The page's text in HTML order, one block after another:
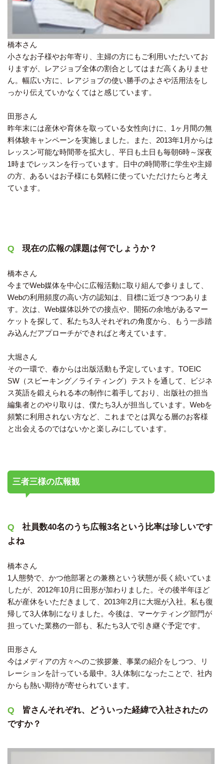
橋本さん
小さなお子様やお年寄り、主婦の方にもご利用いただいてお
りますが、レアジョブ全体の割合としてはまだ高くありませ
ん。幅広い方に、レアジョブの使い勝手のよさや活用法をし
っかり伝えていかなくてはと感じています。
田形さん
昨年末には産休や育休を取っている女性向けに、1ヶ月間の無
料体験キャンペーンを実施しました。また、2013年1月からは
レッスン可能な時間帯を拡大し、平日も土日も毎朝6時～深夜
1時までレッスンを行っています。日中の時間帯に学生や主婦
の方、あるいはお子様にも気軽に使っていただけたらと考え
ています。
現在の広報の課題は何でしょうか？
橋本さん
今までWeb媒体を中心に広報活動に取り組んで参りまして、
Webの利用頻度の高い方の認知は、目標に近づきつつありま
す。次は、Web媒体以外での接点や、開拓の余地があるマー
ケットを探して、私たち3人それぞれの角度から、もう一歩踏
み込んだアプローチができればと考えています。
大堀さん
その一環で、春からは出版活動も予定しています。TOEIC
SW（スピーキング／ライティング）テストを通して、ビジネ
ス英語を鍛えられる本の制作に着手しており、出版社の担当
編集者とのやり取りは、僕たち3人が担当しています。Webを
頻繁に利用されない方など、これまでとは異なる層のお客様
と出会えるのではないかと楽しみにしています。
三者三様の広報観
社員数40名のうち広報3名という比率は珍しいです
よね
橋本さん
1人態勢で、かつ他部署との兼務という状態が長く続いていま
したが、2012年10月に田形が加わりました。その後半年ほど
私が産休をいただきまして、2013年2月に大堀が入社。私も復
帰して3人体制になりました。今後は、マーケティング部門が
担っていた業務の一部も、私たち3人で引き継ぐ予定です。
田形さん
今はメディアの方々へのご挨拶兼、事業の紹介をしつつ、リ
レーションを計っている最中。3人体制になったことで、社内
からも熱い期待が寄せられています。
皆さんそれぞれ、どういった経緯で入社されたの
ですか？